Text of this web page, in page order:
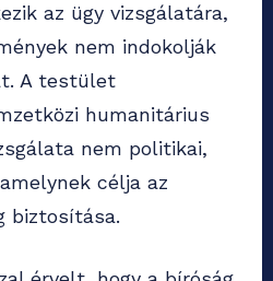
az ügy vizsgálatára,
nem indokolják
A testület
humanitárius
nem politikai,
célja az
biztosítása.